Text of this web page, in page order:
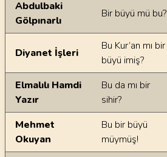
Abdulbaki
Gölpınarlı
Bir büyü mü bu?
Diyanet İşleri
Bu Kur’an mı bir
büyü imiş?
Elmalılı Hamdi
Yazır
Bu da mı bir
sihir?
Mehmet
Okuyan
Bu bir büyü
müymüş!